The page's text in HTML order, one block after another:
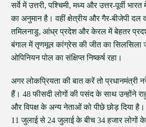
सर्वे में उत्तरी, पश्चिमी, मध्य और उत्तर-पूर्वी
का अनुमान है। वहीं क्षेत्रीय और गैर-बीजेपी दल
तमिलनाडु, आंध्र प्रदेश और केरल में बेहतर
बंगाल में तृणमूल कांग्रेस की जीत का सिलसिला
ओपिनियन पोल का संक्षिप्त निष्कर्ष रहा।
अगर लोकप्रियता की बात करें तो प्रधानमंत्री
हैं। 48 फीसदी लोगों की पसंद के साथ उन्होंने
और विपक्ष के अन्य नेताओं को पीछे छोड़ दिया
11 जुलाई से 24 जुलाई के बीच 34 हजार लोगों